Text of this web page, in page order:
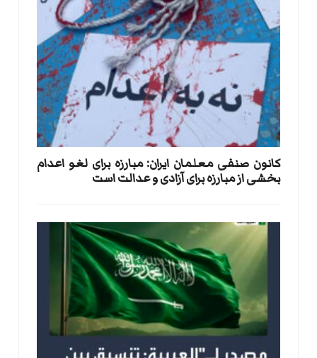
کانون صنفی معلمان ایران: مبارزه برای لغو اعدام
بخشی از مبارزه برای آزادی و عدالت است